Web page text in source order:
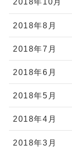
2018年8月
2018年7月
2018年6月
2018年5月
2018年4月
2018年3月